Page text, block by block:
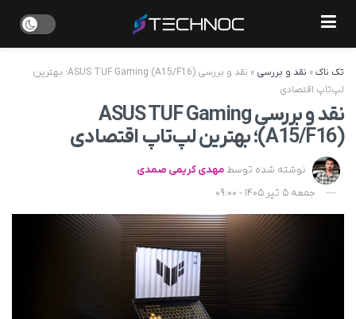
تک ناک» نقد و بررسی »
نقد و بررسی ASUS TUF Gaming (A15/F16)؛ بهترین
لپ‌تاپ اقتصادی
نقد و بررسی ASUS TUF Gaming
(A15/F16)؛ بهترین لپ‌تاپ اقتصادی
نوشته شده توسط مهدی کریمی صمدی
جمعه 5 تیر 1405 - 09:00